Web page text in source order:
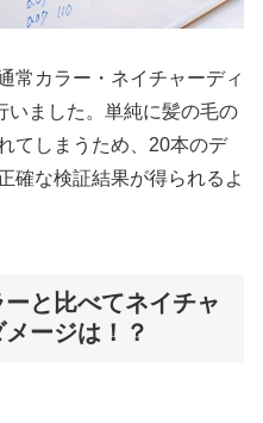
常カラー・ネイチャーディ
いました。単純に髪の毛の
てしまうため、20本のデ
確な検証結果が得られるよ
ーと比べてネイチャ
ージは！？